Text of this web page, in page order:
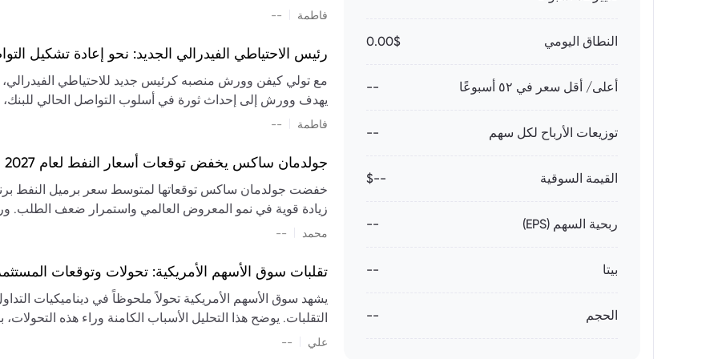
النطاق اليومي 0.00$
أعلى/ أقل سعر في ٥٢ أسبوعًا --
توزيعات الأرباح لكل سهم --
القيمة السوقية --$
ربحية السهم (EPS) --
بيتا --
الحجم --
تشكيل تقييم الصناعة، مع توقعات بارتفاع مستمر في الأسعار
فاطمة --
رئيس الاحتياطي الفيدرالي الجديد: نحو إعادة تشكيل
مع تولي كيفن وورش منصبه كرئيس جديد للاحتياطي الفيدرالي،
يهدف وورش إلى إحداث ثورة في أسلوب التواصل الحالي للبنك،
السياسة ويمنح البنك المركزي دوراً مبالغاً فيه. يسعى إلى
فاطمة --
جولدمان ساكس يخفض توقعات أسعار النفط لعام 2027 وسط تغيرات في العرض والطلب
زيادة قوية في نمو المعروض العالمي واستمرار ضعف الطلب.
العالمية في الربع الثاني
سابقًا. من المتوقع عودة صادرات دول الخليج إلى طبيعتها
عدم اليقين الجيوسياسي يمكن أن يؤدي إلى تقلبات سعرية
استمرار الاضطرابات، وسيناريوهات لانخفاض الأسعار في
إضافي.
محمد --
تقلبات سوق الأسهم الأمريكية: تحولات وتوقعات
يشهد سوق الأسهم الأمريكية تحولاً ملحوظاً في ديناميكيات
التقلبات. يوضح هذا التحليل الأسباب الكامنة وراء هذه
علي --